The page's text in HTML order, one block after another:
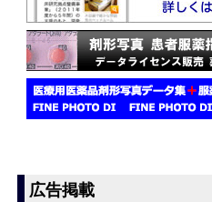
広告掲載